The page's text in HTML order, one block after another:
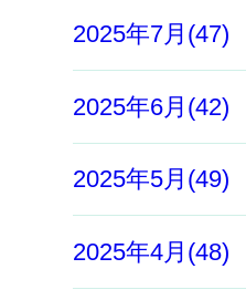
2025年7月(47)
2025年6月(42)
2025年5月(49)
2025年4月(48)